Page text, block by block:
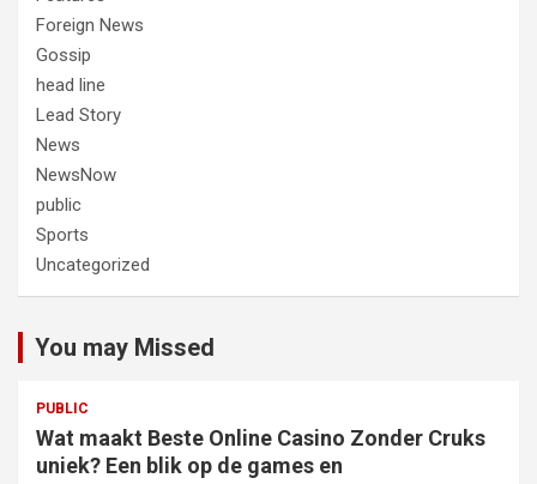
Foreign News
Gossip
head line
Lead Story
News
NewsNow
public
Sports
Uncategorized
You may Missed
PUBLIC
Wat maakt Beste Online Casino Zonder Cruks
uniek? Een blik op de games en